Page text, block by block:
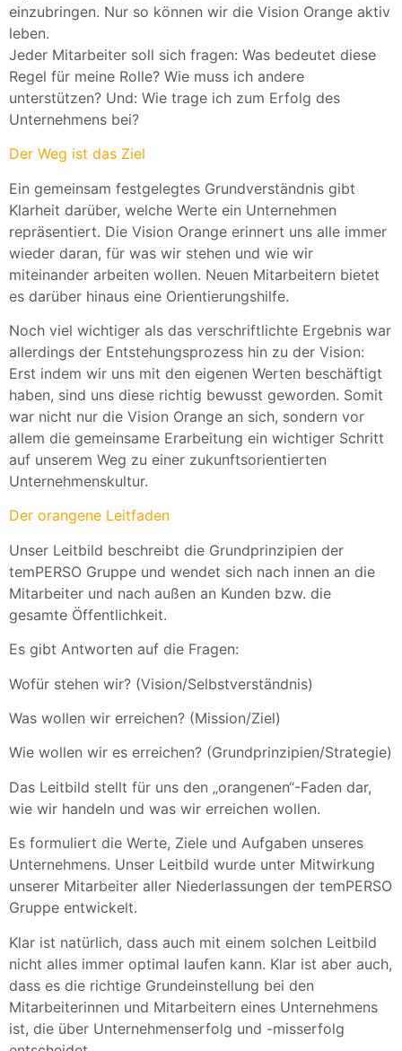
einzubringen. Nur so können wir die Vision Orange aktiv
leben.
Jeder Mitarbeiter soll sich fragen: Was bedeutet diese
Regel für meine Rolle? Wie muss ich andere
unterstützen? Und: Wie trage ich zum Erfolg des
Unternehmens bei?
Der Weg ist das Ziel
Ein gemeinsam festgelegtes Grundverständnis gibt
Klarheit darüber, welche Werte ein Unternehmen
repräsentiert. Die Vision Orange erinnert uns alle immer
wieder daran, für was wir stehen und wie wir
miteinander arbeiten wollen. Neuen Mitarbeitern bietet
es darüber hinaus eine Orientierungshilfe.
Noch viel wichtiger als das verschriftlichte Ergebnis war
allerdings der Entstehungsprozess hin zu der Vision:
Erst indem wir uns mit den eigenen Werten beschäftigt
haben, sind uns diese richtig bewusst geworden. Somit
war nicht nur die Vision Orange an sich, sondern vor
allem die gemeinsame Erarbeitung ein wichtiger Schritt
auf unserem Weg zu einer zukunftsorientierten
Unternehmenskultur.
Der orangene Leitfaden
Unser Leitbild beschreibt die Grundprinzipien der
temPERSO Gruppe und wendet sich nach innen an die
Mitarbeiter und nach außen an Kunden bzw. die
gesamte Öffentlichkeit.
Es gibt Antworten auf die Fragen:
Wofür stehen wir? (Vision/Selbstverständnis)
Was wollen wir erreichen? (Mission/Ziel)
Wie wollen wir es erreichen? (Grundprinzipien/Strategie)
Das Leitbild stellt für uns den „orangenen“-Faden dar,
wie wir handeln und was wir erreichen wollen.
Es formuliert die Werte, Ziele und Aufgaben unseres
Unternehmens. Unser Leitbild wurde unter Mitwirkung
unserer Mitarbeiter aller Niederlassungen der temPERSO
Gruppe entwickelt.
Klar ist natürlich, dass auch mit einem solchen Leitbild
nicht alles immer optimal laufen kann. Klar ist aber auch,
dass es die richtige Grundeinstellung bei den
Mitarbeiterinnen und Mitarbeitern eines Unternehmens
ist, die über Unternehmenserfolg und -misserfolg